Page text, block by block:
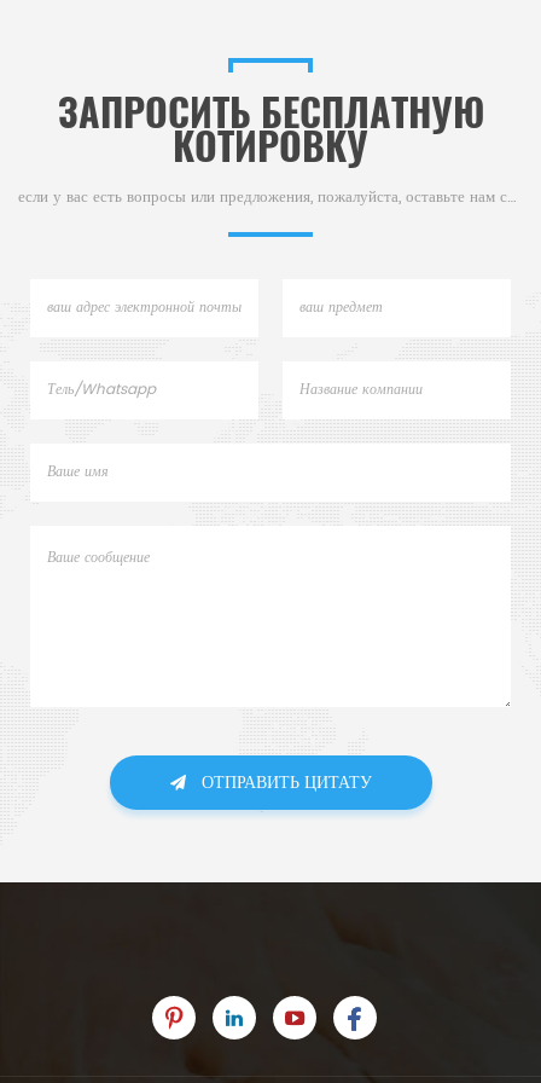
ЗАПРОСИТЬ БЕСПЛАТНУЮ
КОТИРОВКУ
если у вас есть вопросы или предложения, пожалуйста, оставьте нам сообщение,
ОТПРАВИТЬ ЦИТАТУ